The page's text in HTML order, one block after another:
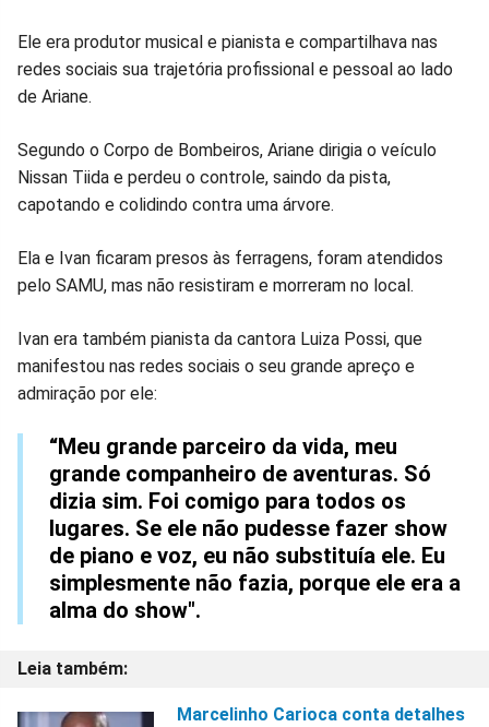
Ele era produtor musical e pianista e compartilhava nas
redes sociais sua trajetória profissional e pessoal ao lado
de Ariane.
Segundo o Corpo de Bombeiros, Ariane dirigia o veículo
Nissan Tiida e perdeu o controle, saindo da pista,
capotando e colidindo contra uma árvore.
Ela e Ivan ficaram presos às ferragens, foram atendidos
pelo SAMU, mas não resistiram e morreram no local.
Ivan era também pianista da cantora Luiza Possi, que
manifestou nas redes sociais o seu grande apreço e
admiração por ele:
“Meu grande parceiro da vida, meu
grande companheiro de aventuras. Só
dizia sim. Foi comigo para todos os
lugares. Se ele não pudesse fazer show
de piano e voz, eu não substituía ele. Eu
simplesmente não fazia, porque ele era a
alma do show".
Marcelinho Carioca conta detalhes